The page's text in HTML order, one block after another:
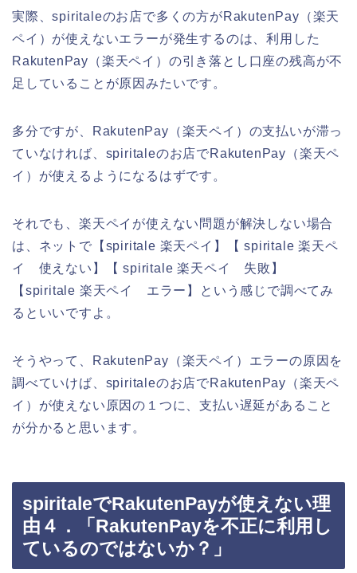
実際、spiritaleのお店で多くの方がRakutenPay（楽天
ペイ）が使えないエラーが発生するのは、利用した
RakutenPay（楽天ペイ）の引き落とし口座の残高が不
足していることが原因みたいです。
多分ですが、RakutenPay（楽天ペイ）の支払いが滞っ
ていなければ、spiritaleのお店でRakutenPay（楽天ペ
イ）が使えるようになるはずです。
それでも、楽天ペイが使えない問題が解決しない場合
は、ネットで【spiritale 楽天ペイ】【 spiritale 楽天ペ
イ 使えない】【 spiritale 楽天ペイ 失敗】
【spiritale 楽天ペイ エラー】という感じで調べてみ
るといいですよ。
そうやって、RakutenPay（楽天ペイ）エラーの原因を
調べていけば、spiritaleのお店でRakutenPay（楽天ペ
イ）が使えない原因の１つに、支払い遅延があること
が分かると思います。
spiritaleでRakutenPayが使えない理
由４．「RakutenPayを不正に利用し
ているのではないか？」